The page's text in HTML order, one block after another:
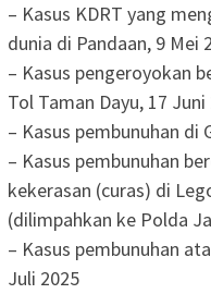
– Kasus KDRT yang
dunia di Pandaan, 9 Mei
– Kasus pengeroyokan
Tol Taman Dayu, 17 Juni
– Kasus pembunuhan di
– Kasus pembunuhan
kekerasan (curas) di
(dilimpahkan ke Polda
– Kasus pembunuhan
Juli 2025